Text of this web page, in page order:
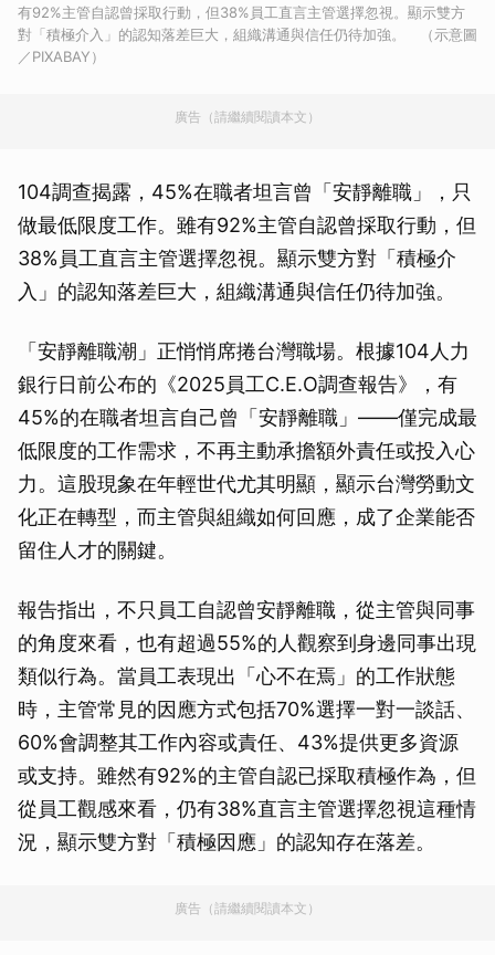
有92%主管自認曾採取行動，但38%員工直言主管選擇忽視。顯示雙方
對「積極介入」的認知落差巨大，組織溝通與信任仍待加強。 （示意圖
／PIXABAY）
廣告（請繼續閱讀本文）
104調查揭露，45%在職者坦言曾「安靜離職」，只
做最低限度工作。雖有92%主管自認曾採取行動，但
38%員工直言主管選擇忽視。顯示雙方對「積極介
入」的認知落差巨大，組織溝通與信任仍待加強。
「安靜離職潮」正悄悄席捲台灣職場。根據104人力
銀行日前公布的《2025員工C.E.O調查報告》，有
45%的在職者坦言自己曾「安靜離職」——僅完成最
低限度的工作需求，不再主動承擔額外責任或投入心
力。這股現象在年輕世代尤其明顯，顯示台灣勞動文
化正在轉型，而主管與組織如何回應，成了企業能否
留住人才的關鍵。
報告指出，不只員工自認曾安靜離職，從主管與同事
的角度來看，也有超過55%的人觀察到身邊同事出現
類似行為。當員工表現出「心不在焉」的工作狀態
時，主管常見的因應方式包括70%選擇一對一談話、
60%會調整其工作內容或責任、43%提供更多資源
或支持。雖然有92%的主管自認已採取積極作為，但
從員工觀感來看，仍有38%直言主管選擇忽視這種情
況，顯示雙方對「積極因應」的認知存在落差。
廣告（請繼續閱讀本文）